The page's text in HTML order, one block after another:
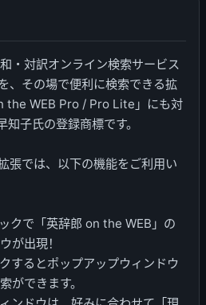
・対訳オンライン検索サービス
、その場で便利に検索できる拡
the WEB Pro / Pro Lite」にも対
子氏の登録商標です。
張では、以下の機能をご利用い
クで「英辞郎 on the WEB」の
が出現！
するとポップアップウィンドウ
ができます。